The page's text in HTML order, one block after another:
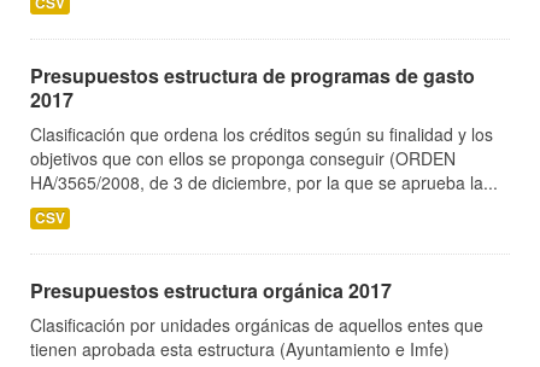
Presupuestos estructura de programas de gasto
2017
Clasificación que ordena los créditos según su finalidad y los
objetivos que con ellos se proponga conseguir (ORDEN
HA/3565/2008, de 3 de diciembre, por la que se aprueba la...
CSV
Presupuestos estructura orgánica 2017
Clasificación por unidades orgánicas de aquellos entes que
tienen aprobada esta estructura (Ayuntamiento e Imfe)